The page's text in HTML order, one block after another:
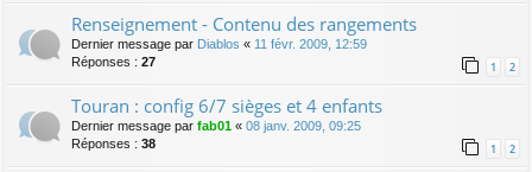
Renseignement - Contenu des rangements
Dernier message par Diablos « 11 févr. 2009, 12:59
Réponses : 27 1 2
Touran : config 6/7 sièges et 4 enfants
Dernier message par fab01 « 08 janv. 2009, 09:25
Réponses : 38 1 2